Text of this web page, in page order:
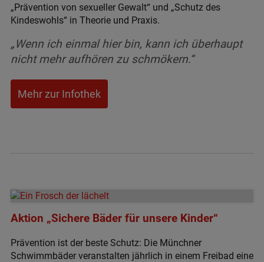
„Prävention von sexueller Gewalt“ und „Schutz des
Kindeswohls“ in Theorie und Praxis.
„Wenn ich einmal hier bin, kann ich überhaupt
nicht mehr aufhören zu schmökern.“
Mehr zur Infothek
Aktion „Sichere Bäder für unsere Kinder“
Prävention ist der beste Schutz: Die Münchner
Schwimmbäder veranstalten jährlich in einem Freibad eine